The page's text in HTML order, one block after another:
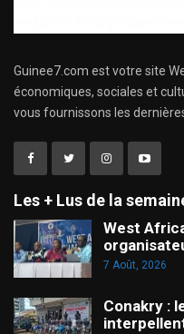
Guinee7.com est votre site
économiques, sociales et
vous fournissons les dernières
Les + Lus de la
West
7 Août, 2026
Conakry :